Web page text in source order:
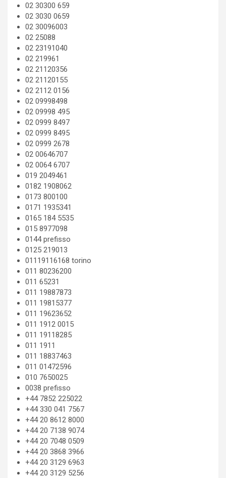
02 30300 659
02 3030 0659
02 30096003
02 25088
02 23191040
02 219961
02 21120356
02 21120155
02 2112 0156
02 09998498
02 09998 495
02 0999 8497
02 0999 8495
02 0999 2678
02 00646707
02 0064 6707
019 2049461
0182 1908062
0173 800100
0171 1935341
0165 184 5535
015 8977098
0144 prefisso
0125 219013
01119116168 torino
011 80236200
011 65231
011 19887873
011 19815377
011 19623652
011 1912 0015
011 19118285
011 1911
011 18837463
011 01472596
010 7650025
0038 prefisso
+44 7852 225022
+44 330 041 7567
+44 20 8612 8000
+44 20 7138 9074
+44 20 7048 0509
+44 20 3868 3966
+44 20 3129 6963
+44 20 3129 5256